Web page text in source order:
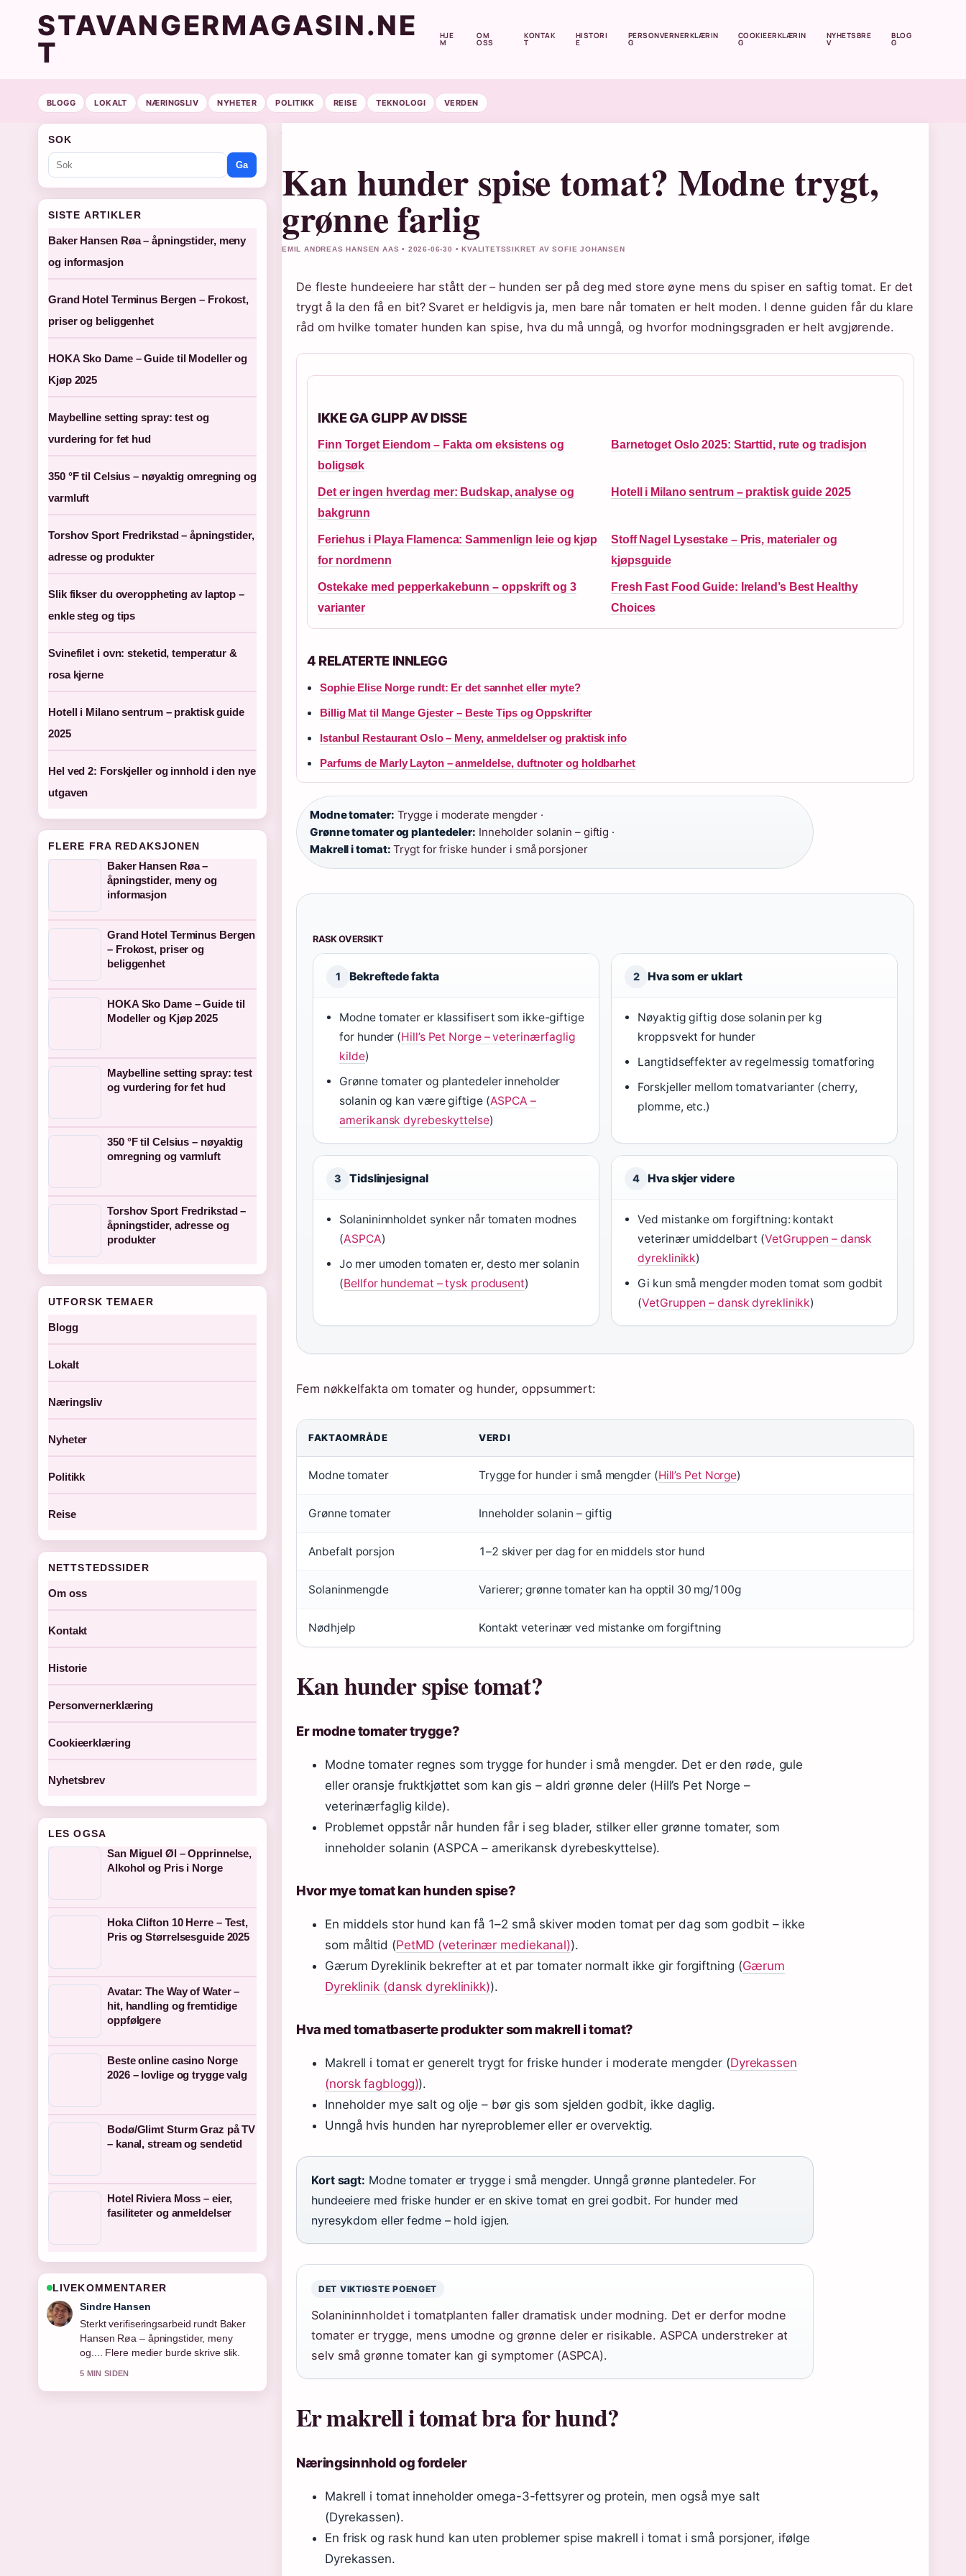
STAVANGERMAGASIN.NE
T
HJE
M
OM
OSS
KONTAK
T
HISTORI
E
PERSONVERNERKLÆRIN
G
COOKIEERKLÆRIN
G
NYHETSBRE
V
BLOG
G
BLOGG LOKALT NÆRINGSLIV NYHETER POLITIKK REISE TEKNOLOGI VERDEN
Kan hunder spise tomat? Modne trygt,
grønne farlig
EMIL ANDREAS HANSEN AAS • 2026-06-30 • KVALITETSSIKRET AV SOFIE JOHANSEN
De fleste hundeeiere har stått der – hunden ser på deg med store øyne mens du spiser en saftig tomat. Er det
trygt å la den få en bit? Svaret er heldigvis ja, men bare når tomaten er helt moden. I denne guiden får du klare
råd om hvilke tomater hunden kan spise, hva du må unngå, og hvorfor modningsgraden er helt avgjørende.
IKKE GA GLIPP AV DISSE
Finn Torget Eiendom – Fakta om eksistens og
boligsøk
Barnetoget Oslo 2025: Starttid, rute og tradisjon
Det er ingen hverdag mer: Budskap, analyse og
bakgrunn
Hotell i Milano sentrum – praktisk guide 2025
Feriehus i Playa Flamenca: Sammenlign leie og kjøp
for nordmenn
Stoff Nagel Lysestake – Pris, materialer og
kjøpsguide
Ostekake med pepperkakebunn – oppskrift og 3
varianter
Fresh Fast Food Guide: Ireland’s Best Healthy
Choices
4 RELATERTE INNLEGG
Sophie Elise Norge rundt: Er det sannhet eller myte?
Billig Mat til Mange Gjester – Beste Tips og Oppskrifter
Istanbul Restaurant Oslo – Meny, anmeldelser og praktisk info
Parfums de Marly Layton – anmeldelse, duftnoter og holdbarhet
Modne tomater: Trygge i moderate mengder ·
Grønne tomater og plantedeler: Inneholder solanin – giftig ·
Makrell i tomat: Trygt for friske hunder i små porsjoner
RASK OVERSIKT
1 Bekreftede fakta
Modne tomater er klassifisert som ikke-giftige
for hunder (Hill’s Pet Norge – veterinærfaglig
kilde)
Grønne tomater og plantedeler inneholder
solanin og kan være giftige (ASPCA –
amerikansk dyrebeskyttelse)
2 Hva som er uklart
Nøyaktig giftig dose solanin per kg
kroppsvekt for hunder
Langtidseffekter av regelmessig tomatforing
Forskjeller mellom tomatvarianter (cherry,
plomme, etc.)
3 Tidslinjesignal
Solanininnholdet synker når tomaten modnes
(ASPCA)
Jo mer umoden tomaten er, desto mer solanin
(Bellfor hundemat – tysk produsent)
4 Hva skjer videre
Ved mistanke om forgiftning: kontakt
veterinær umiddelbart (VetGruppen – dansk
dyreklinikk)
Gi kun små mengder moden tomat som godbit
(VetGruppen – dansk dyreklinikk)
Fem nøkkelfakta om tomater og hunder, oppsummert:
FAKTAOMRÅDE VERDI
Modne tomater Trygge for hunder i små mengder (Hill’s Pet Norge)
Grønne tomater Inneholder solanin – giftig
Anbefalt porsjon 1–2 skiver per dag for en middels stor hund
Solaninmengde Varierer; grønne tomater kan ha opptil 30 mg/100g
Nødhjelp Kontakt veterinær ved mistanke om forgiftning
Kan hunder spise tomat?
Er modne tomater trygge?
Modne tomater regnes som trygge for hunder i små mengder. Det er den røde, gule
eller oransje fruktkjøttet som kan gis – aldri grønne deler (Hill’s Pet Norge –
veterinærfaglig kilde).
Problemet oppstår når hunden får i seg blader, stilker eller grønne tomater, som
inneholder solanin (ASPCA – amerikansk dyrebeskyttelse).
Hvor mye tomat kan hunden spise?
En middels stor hund kan få 1–2 små skiver moden tomat per dag som godbit – ikke
som måltid (PetMD (veterinær mediekanal)).
Gærum Dyreklinik bekrefter at et par tomater normalt ikke gir forgiftning (Gærum
Dyreklinik (dansk dyreklinikk)).
Hva med tomatbaserte produkter som makrell i tomat?
Makrell i tomat er generelt trygt for friske hunder i moderate mengder (Dyrekassen
(norsk fagblogg)).
Inneholder mye salt og olje – bør gis som sjelden godbit, ikke daglig.
Unngå hvis hunden har nyreproblemer eller er overvektig.
Kort sagt: Modne tomater er trygge i små mengder. Unngå grønne plantedeler. For
hundeeiere med friske hunder er en skive tomat en grei godbit. For hunder med
nyresykdom eller fedme – hold igjen.
DET VIKTIGSTE POENGET
Solanininnholdet i tomatplanten faller dramatisk under modning. Det er derfor modne
tomater er trygge, mens umodne og grønne deler er risikable. ASPCA understreker at
selv små grønne tomater kan gi symptomer (ASPCA).
Er makrell i tomat bra for hund?
Næringsinnhold og fordeler
Makrell i tomat inneholder omega-3-fettsyrer og protein, men også mye salt
(Dyrekassen).
En frisk og rask hund kan uten problemer spise makrell i tomat i små porsjoner, ifølge
Dyrekassen.
SOK
Ga
SISTE ARTIKLER
Baker Hansen Røa – åpningstider, meny
og informasjon
Grand Hotel Terminus Bergen – Frokost,
priser og beliggenhet
HOKA Sko Dame – Guide til Modeller og
Kjøp 2025
Maybelline setting spray: test og
vurdering for fet hud
350 °F til Celsius – nøyaktig omregning og
varmluft
Torshov Sport Fredrikstad – åpningstider,
adresse og produkter
Slik fikser du overoppheting av laptop –
enkle steg og tips
Svinefilet i ovn: steketid, temperatur &
rosa kjerne
Hotell i Milano sentrum – praktisk guide
2025
Hel ved 2: Forskjeller og innhold i den nye
utgaven
FLERE FRA REDAKSJONEN
Baker Hansen Røa –
åpningstider, meny og
informasjon
Grand Hotel Terminus Bergen
– Frokost, priser og
beliggenhet
HOKA Sko Dame – Guide til
Modeller og Kjøp 2025
Maybelline setting spray: test
og vurdering for fet hud
350 °F til Celsius – nøyaktig
omregning og varmluft
Torshov Sport Fredrikstad –
åpningstider, adresse og
produkter
UTFORSK TEMAER
Blogg
Lokalt
Næringsliv
Nyheter
Politikk
Reise
NETTSTEDSSIDER
Om oss
Kontakt
Historie
Personvernerklæring
Cookieerklæring
Nyhetsbrev
LES OGSA
San Miguel Øl – Opprinnelse,
Alkohol og Pris i Norge
Hoka Clifton 10 Herre – Test,
Pris og Størrelsesguide 2025
Avatar: The Way of Water –
hit, handling og fremtidige
oppfølgere
Beste online casino Norge
2026 – lovlige og trygge valg
Bodø/Glimt Sturm Graz på TV
– kanal, stream og sendetid
Hotel Riviera Moss – eier,
fasiliteter og anmeldelser
LIVEKOMMENTARER
Mia Eide
God gjennomgang av Grand Hotel
Terminus Bergen &#8211; Frokost,
priser.... Dette er den klarest